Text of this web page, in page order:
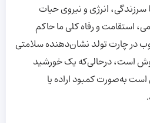
سرزندگی، انرژی و نیروی حیات
استقامت و رفاه کلی ما حاکم
چارت تولد نشان‌دهنده سلامتی
است، در‌حالی‌که یک خورشید
به‌صورت کمبود اراده یا